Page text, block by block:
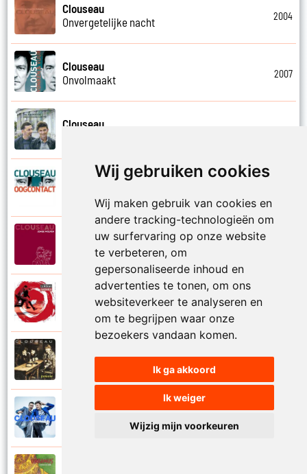
Wij gebruiken cookies
Wij maken gebruik van cookies en
andere tracking-technologieën om
uw surfervaring op onze website
te verbeteren, om
gepersonaliseerde inhoud en
advertenties te tonen, om ons
websiteverkeer te analyseren en
om te begrijpen waar onze
bezoekers vandaan komen.
Ik ga akkoord
Ik weiger
Wijzig mijn voorkeuren
Clouseau
Onvergetelijke nacht
2004
Clouseau
Onvolmaakt
2007
Clouseau
Clouseau
Clouseau
Over morgen
Clouseau
Clouseau